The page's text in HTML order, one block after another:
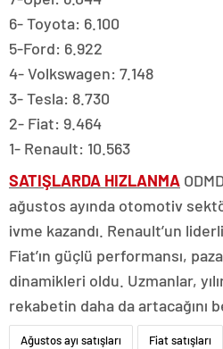
6- Toyota: 6.100
5-Ford: 6.922
4- Volkswagen: 7.148
3- Tesla: 8.730
2- Fiat: 9.464
1- Renault: 10.563
SATIŞLARDA HIZLANMA
ağustos ayında otomotiv
ivme kazandı. Renault’un
Fiat’ın güçlü performansı,
dinamikleri oldu. Uzmanlar,
rekabetin daha da artacağını
Ağustos ayı satışları Fiat satışları